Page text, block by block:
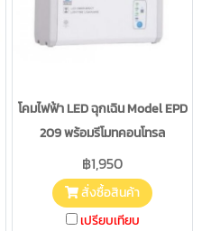
โคมไฟฟ้า LED ฉุกเฉิน Model EPD
209 พร้อมรีโมทคอนโทรล
฿1,950
สั่งซื้อสินค้า
เปรียบเทียบ